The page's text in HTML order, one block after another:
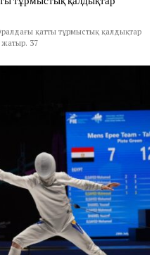
қатты тұрмыстық қалдықтар
жатыр. 37